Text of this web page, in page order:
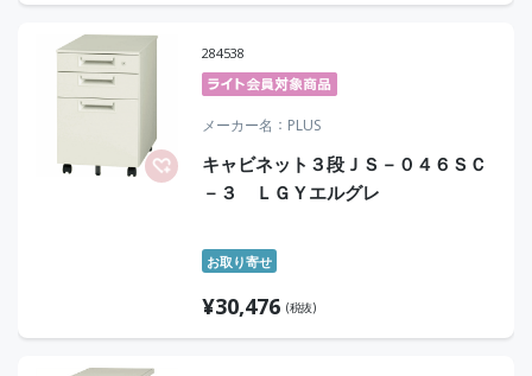
284538
メーカー名 PLUS
キャビネット３段ＪＳ－０４６ＳＣ
－３ ＬＧＹエルグレ
お取り寄せ
¥30,476 (税抜)